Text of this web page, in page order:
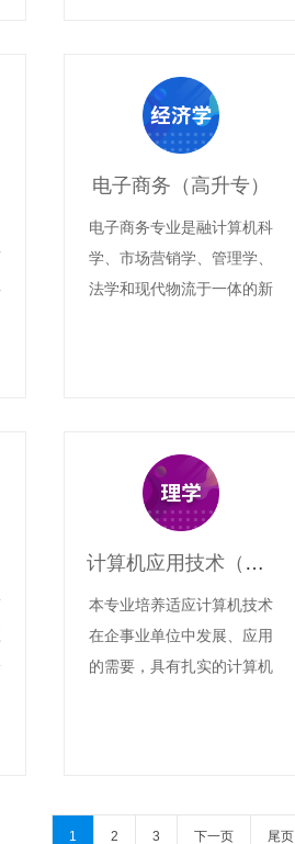
关部门从事计算机办公自动
化和计算机软件应用等计算
机相关应用工作，德、智、
体、美全面发展的计算机专
业高等应用型人才，实
现“一张文凭，多种证书，
一技之长，一专多能，品学
电子商务（高升专）
电子商务专业是融计算机科
学、市场营销学、管理学、
法学和现代物流于一体的新
现代信息技术从事电子商务
活动、电子商务网站及系统
建设和安全维护工作、电子
商务管理业务的高级应用型
技术人才。
计算机应用技术（高升专）
本专业培养适应计算机技术
在企事业单位中发展、应用
的需要，具有扎实的计算机
能力，能够在企事业单位相
1 2 3 下一页 尾页